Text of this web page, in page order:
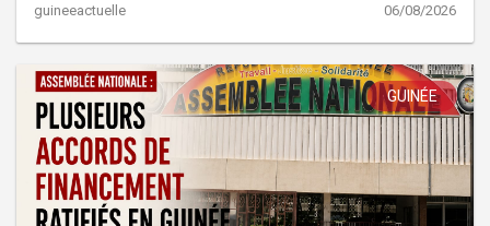
guineeactuelle 06/08/2026
GUINÉE